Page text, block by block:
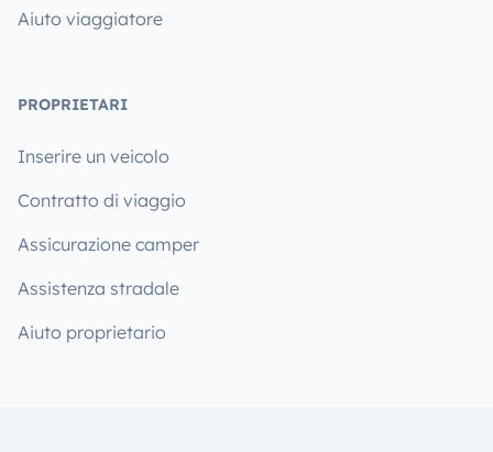
Aiuto viaggiatore
PROPRIETARI
Inserire un veicolo
Contratto di viaggio
Assicurazione camper
Assistenza stradale
Aiuto proprietario